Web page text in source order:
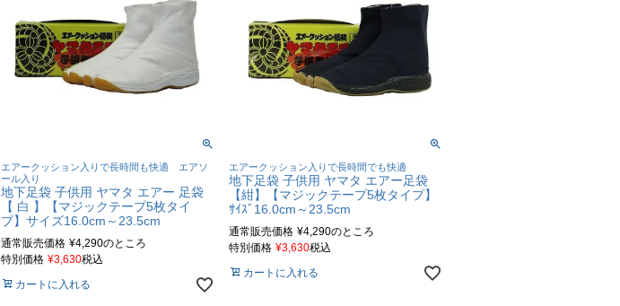
エアークッション入りで長時間も快適 エアソ
ール入り
地下足袋 子供用 ヤマタ エアー 足袋
【 白 】【マジックテープ5枚タイ
プ】サイズ16.0cm～23.5cm
通常販売価格 ¥4,290のところ
特別価格 ¥3,630税込
カートに入れる
エアークッション入りで長時間でも快適
地下足袋 子供用 ヤマタ エアー足袋
【紺】【マジックテープ5枚タイプ】
ｻｲｽﾞ16.0cm～23.5cm
通常販売価格 ¥4,290のところ
特別価格 ¥3,630税込
カートに入れる